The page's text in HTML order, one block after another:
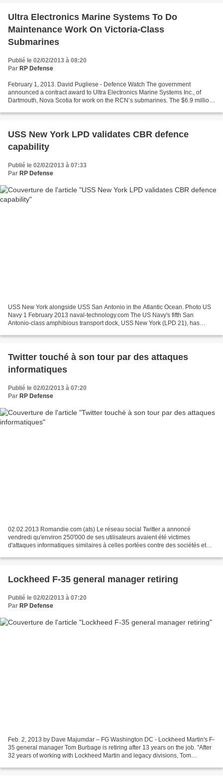
Ultra Electronics Marine Systems To Do
Maintenance Work On Victoria-Class
Submarines
Publié le 02/02/2013 à 08:20
Par RP Defense
February 1, 2013. David Pugliese - Defence Watch The government
announced a contract award to Ultra Electronics Marine Systems Inc., of
Dartmouth, Nova Scotia for work on the RCN’s submarines. The $6.9 million
USS New York LPD validates CBR defence
capability
Publié le 02/02/2013 à 07:33
Par RP Defense
USS New York alongside USS San Antonio in the Atlantic Ocean. Photo US
Navy 1 February 2013 naval-technology.com The US Navy's fifth San
Antonio-class amphibious transport dock, USS New York (LPD 21), has
Twitter touché à son tour par des attaques
informatiques
Publié le 02/02/2013 à 07:20
Par RP Defense
02.02.2013 Romandie.com (ats) Le réseau social Twitter a annoncé
vendredi qu'environ 250'000 de ses utilisateurs avaient été victimes
d'attaques informatiques similaires à celles portées contre des sociétés et
Lockheed F-35 general manager retiring
Publié le 02/02/2013 à 07:20
Par RP Defense
Feb. 2, 2013 by Dave Majumdar – FG Washington DC - Lockheed Martin's F-
35 general manager Tom Burbage is retiring after 13 years on the job. "After
32 years of working with Lockheed Martin and legacy divisions, Tom